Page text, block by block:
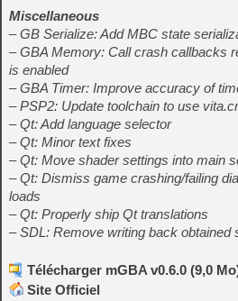
Miscellaneous
– GB Serialize: Add MBC state
– GBA Memory: Call crash callbacks
is enabled
– GBA Timer: Improve accuracy of
– PSP2: Update toolchain to use
– Qt: Add language selector
– Qt: Minor text fixes
– Qt: Move shader settings into main
– Qt: Dismiss game crashing/failing
loads
– Qt: Properly ship Qt translations
– SDL: Remove writing back obtained
Télécharger mGBA v0.6.0 (9,0
Site Officiel